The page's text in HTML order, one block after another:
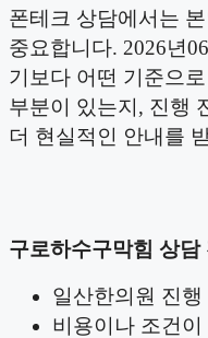
폰테크 상담에서는
중요합니다. 2026년
기보다 어떤 기준으
부분이 있는지, 진행
더 현실적인 안내를
구로하수구막힘 상담
일산한의원 진
비용이나 조건